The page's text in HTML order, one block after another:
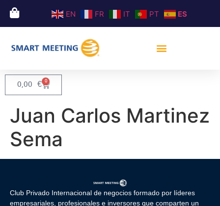
EN FR IT PT ES
0,00 € 0
Juan Carlos Martinez
Sema
Club Privado Internacional de negocios formado por líderes
empresariales, profesionales e inversores que comparten un